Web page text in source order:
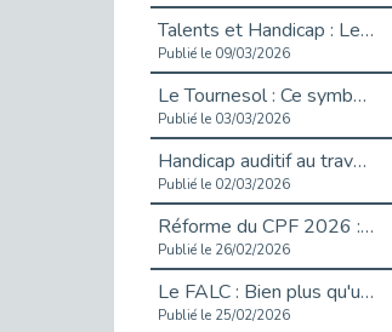
Talents et Handicap : Le Top 10 des métiers plébiscités dans les Hauts-de-Seine
Publié le 09/03/2026
Le Tournesol : Ce symbole discret qui change la vie des personnes en situation de handicap invisible
Publié le 03/03/2026
Handicap auditif au travail : rendre l’invisible accessible
Publié le 02/03/2026
Réforme du CPF 2026 : Ce qui change ce printemps pour vos droits à la formation
Publié le 26/02/2026
Le FALC : Bien plus qu'une écriture, un levier d'inclusion
Publié le 25/02/2026